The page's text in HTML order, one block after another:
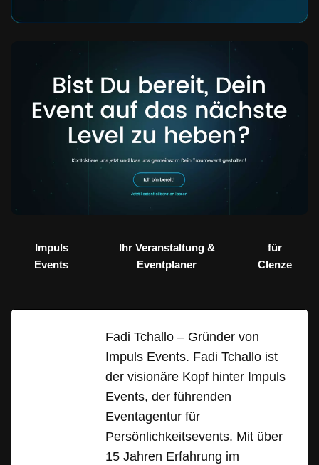
Impuls
Events
Ihr Veranstaltung &
Eventplaner
für
Clenze
Fadi Tchallo – Gründer von
Impuls Events. Fadi Tchallo ist
der visionäre Kopf hinter Impuls
Events, der führenden
Eventagentur für
Persönlichkeitsevents. Mit über
15 Jahren Erfahrung im